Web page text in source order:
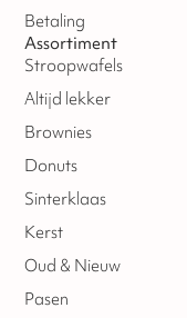
Betaling
Assortiment
Stroopwafels
Altijd lekker
Brownies
Donuts
Sinterklaas
Kerst
Oud & Nieuw
Pasen